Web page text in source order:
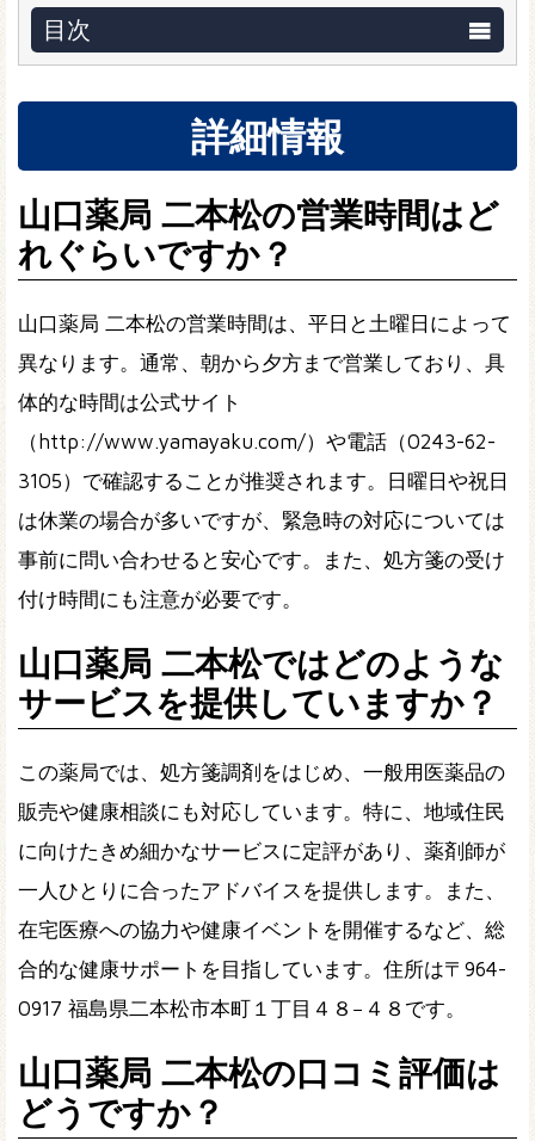
目次
詳細情報
山口薬局 二本松の営業時間はど
れぐらいですか？
山口薬局 二本松の営業時間は、平日と土曜日によって
異なります。通常、朝から夕方まで営業しており、具
体的な時間は公式サイト
（http://www.yamayaku.com/）や電話（0243-62-
3105）で確認することが推奨されます。日曜日や祝日
は休業の場合が多いですが、緊急時の対応については
事前に問い合わせると安心です。また、処方箋の受け
付け時間にも注意が必要です。
山口薬局 二本松ではどのような
サービスを提供していますか？
この薬局では、処方箋調剤をはじめ、一般用医薬品の
販売や健康相談にも対応しています。特に、地域住民
に向けたきめ細かなサービスに定評があり、薬剤師が
一人ひとりに合ったアドバイスを提供します。また、
在宅医療への協力や健康イベントを開催するなど、総
合的な健康サポートを目指しています。住所は〒964-
0917 福島県二本松市本町１丁目４８−４８です。
山口薬局 二本松の口コミ評価は
どうですか？